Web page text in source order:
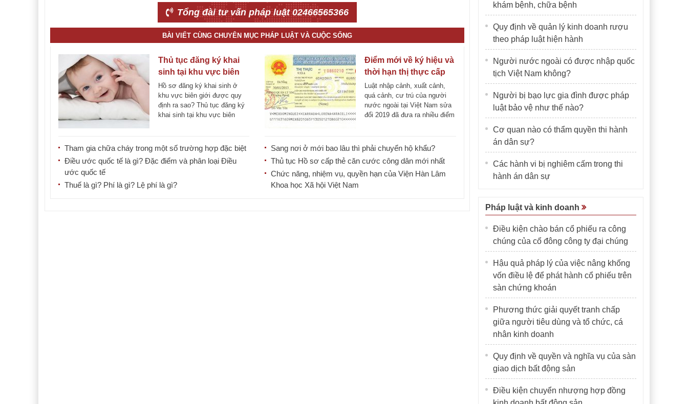
Tổng đài tư vấn pháp luật 02466565366
BÀI VIẾT CÙNG CHUYÊN MỤC PHÁP LUẬT VÀ CUỘC SỐNG
Thủ tục đăng ký khai
sinh tại khu vực biên
giới mới nhất
Hồ sơ đăng ký khai sinh ở
khu vực biên giới được quy
định ra sao? Thủ tục đăng ký
khai sinh tại khu vực biên
Tham gia chữa cháy trong một số trường hợp đặc biệt
Điều ước quốc tế là gì? Đặc điểm và phân loại Điều
ước quốc tế
Thuế là gì? Phí là gì? Lệ phí là gì?
Điểm mới về ký hiệu và
thời hạn thị thực cấp
cho người nước ngoài
Luật nhập cảnh, xuất cảnh,
quá cảnh, cư trú của người
nước ngoài tại Việt Nam sửa
đổi 2019 đã đưa ra nhiều điểm
Sang nơi ở mới bao lâu thì phải chuyển hộ khẩu?
Thủ tục Hồ sơ cấp thẻ căn cước công dân mới nhất
Chức năng, nhiệm vụ, quyền hạn của Viện Hàn Lâm
Khoa học Xã hội Việt Nam
khám bệnh, chữa bệnh
Quy định về quản lý kinh doanh rượu
theo pháp luật hiện hành
Người nước ngoài có được nhập quốc
tịch Việt Nam không?
Người bị bạo lực gia đình được pháp
luật bảo vệ như thế nào?
Cơ quan nào có thẩm quyền thi hành
án dân sự?
Các hành vi bị nghiêm cấm trong thi
hành án dân sự
Pháp luật và kinh doanh
Điều kiện chào bán cổ phiếu ra công
chúng của cổ đông công ty đại chúng
Hậu quả pháp lý của việc nâng khống
vốn điều lệ để phát hành cổ phiếu trên
sàn chứng khoán
Phương thức giải quyết tranh chấp
giữa người tiêu dùng và tổ chức, cá
nhân kinh doanh
Quy định về quyền và nghĩa vụ của sàn
giao dịch bất động sản
Điều kiện chuyển nhượng hợp đồng